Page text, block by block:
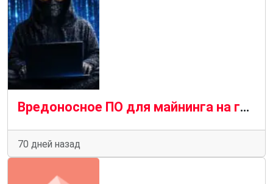
Вредоносное ПО для майнинга на графических процессорах распространяется с помощью SEO-отравления и чат-ботов с искусственным интеллектом
70 дней назад